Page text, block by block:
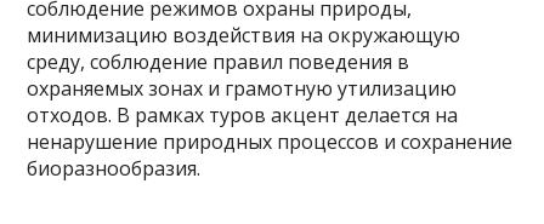
соблюдение режимов охраны природы,
минимизацию воздействия на окружающую
среду, соблюдение правил поведения в
охраняемых зонах и грамотную утилизацию
отходов. В рамках туров акцент делается на
ненарушение природных процессов и сохранение
биоразнообразия.